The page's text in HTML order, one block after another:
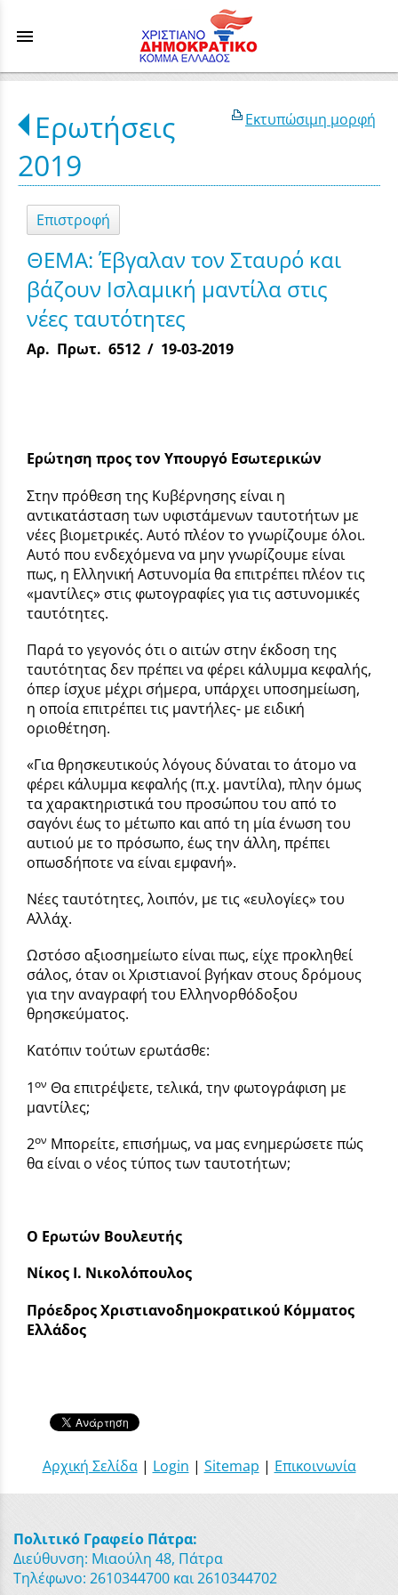
menu
Εκτυπώσιμη μορφή
Ερωτήσεις
2019
Επιστροφή
ΘΕΜΑ: Έβγαλαν τον Σταυρό και
βάζουν Ισλαμική μαντίλα στις
νέες ταυτότητες
Αρ. Πρωτ. 6512 / 19-03-2019
Ερώτηση προς τον Υπουργό Εσωτερικών
Στην πρόθεση της Κυβέρνησης είναι η
αντικατάσταση των υφιστάμενων ταυτοτήτων με
νέες βιομετρικές. Αυτό πλέον το γνωρίζουμε όλοι.
Αυτό που ενδεχόμενα να μην γνωρίζουμε είναι
πως, η Ελληνική Αστυνομία θα επιτρέπει πλέον τις
«μαντίλες» στις φωτογραφίες για τις αστυνομικές
ταυτότητες.
Παρά το γεγονός ότι ο αιτών στην έκδοση της
ταυτότητας δεν πρέπει να φέρει κάλυμμα κεφαλής,
όπερ ίσχυε μέχρι σήμερα, υπάρχει υποσημείωση,
η οποία επιτρέπει τις μαντήλες- με ειδική
οριοθέτηση.
«Για θρησκευτικούς λόγους δύναται το άτομο να
φέρει κάλυμμα κεφαλής (π.χ. μαντίλα), πλην όμως
τα χαρακτηριστικά του προσώπου του από το
σαγόνι έως το μέτωπο και από τη μία ένωση του
αυτιού με το πρόσωπο, έως την άλλη, πρέπει
οπωσδήποτε να είναι εμφανή».
Νέες ταυτότητες, λοιπόν, με τις «ευλογίες» του
Αλλάχ.
Ωστόσο αξιοσημείωτο είναι πως, είχε προκληθεί
σάλος, όταν οι Χριστιανοί βγήκαν στους δρόμους
για την αναγραφή του Ελληνορθόδοξου
θρησκεύματος.
Κατόπιν τούτων ερωτάσθε:
1ον Θα επιτρέψετε, τελικά, την φωτογράφιση με
μαντίλες;
2ον Μπορείτε, επισήμως, να μας ενημερώσετε πώς
θα είναι ο νέος τύπος των ταυτοτήτων;
Ο Ερωτών Βουλευτής
Νίκος Ι. Νικολόπουλος
Πρόεδρος Χριστιανοδημοκρατικού Κόμματος
Ελλάδος
Αρχική Σελίδα| Login | Sitemap | Επικοινωνία
Πολιτικό Γραφείο Πάτρα:
Διεύθυνση: Μιαούλη 48, Πάτρα
Τηλέφωνο: 2610344700 και 2610344702